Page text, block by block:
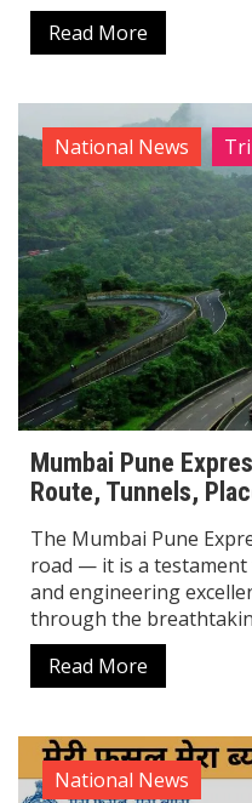
Read More
National News
Mumbai Pune
Route, Tunnels,
The Mumbai Pune
road — it is a testament
and engineering
through the
Read More
National News